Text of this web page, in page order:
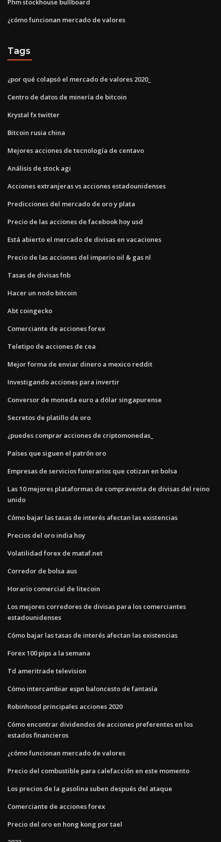
Phm stockhouse bullboard
¿cómo funcionan mercado de valores
Tags
¿por qué colapsó el mercado de valores 2020_
Centro de datos de minería de bitcoin
Krystal fx twitter
Bitcoin rusia china
Mejores acciones de tecnología de centavo
Análisis de stock agi
Acciones extranjeras vs acciones estadounidenses
Predicciones del mercado de oro y plata
Precio de las acciones de facebook hoy usd
Está abierto el mercado de divisas en vacaciones
Precio de las acciones del imperio oil & gas nl
Tasas de divisas fnb
Hacer un nodo bitcoin
Abt coingecko
Comerciante de acciones forex
Teletipo de acciones de cea
Mejor forma de enviar dinero a mexico reddit
Investigando acciones para invertir
Conversor de moneda euro a dólar singapurense
Secretos de platillo de oro
¿puedes comprar acciones de criptomonedas_
Países que siguen el patrón oro
Empresas de servicios funerarios que cotizan en bolsa
Las 10 mejores plataformas de compraventa de divisas del reino
unido
Cómo bajar las tasas de interés afectan las existencias
Precios del oro india hoy
Volatilidad forex de mataf.net
Corredor de bolsa aus
Horario comercial de litecoin
Los mejores corredores de divisas para los comerciantes
estadounidenses
Cómo bajar las tasas de interés afectan las existencias
Forex 100 pips a la semana
Td ameritrade television
Cómo intercambiar espn baloncesto de fantasía
Robinhood principales acciones 2020
Cómo encontrar dividendos de acciones preferentes en los
estados financieros
¿cómo funcionan mercado de valores
Precio del combustible para calefacción en este momento
Los precios de la gasolina suben después del ataque
Comerciante de acciones forex
Precio del oro en hong kong por tael